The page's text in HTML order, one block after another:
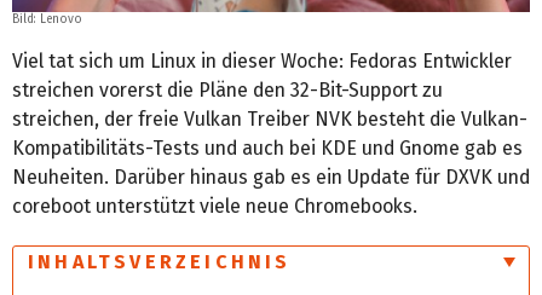
Bild: Lenovo
Viel tat sich um Linux in dieser Woche: Fedoras Entwickler
streichen vorerst die Pläne den 32-Bit-Support zu
streichen, der freie Vulkan Treiber NVK besteht die Vulkan-
Kompatibilitäts-Tests und auch bei KDE und Gnome gab es
Neuheiten. Darüber hinaus gab es ein Update für DXVK und
coreboot unterstützt viele neue Chromebooks.
INHALTSVERZEICHNIS